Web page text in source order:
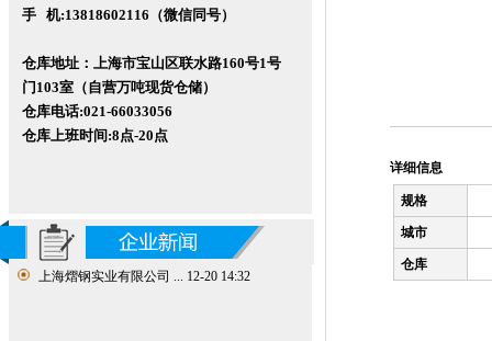
手 机:13818602116 （微信同号）
仓库地址：上海市宝山区联水路160号1号
门103室（自营万吨现货仓储）
仓库电话:021-66033056
仓库上班时间:8点-20点
上海熠钢实业有限公司 ... 12-20 14:32
详细信息
规格
城市
仓库